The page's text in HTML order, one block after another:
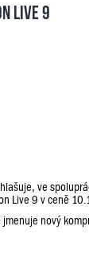
Live 9
ve
Live 9 v ceně
jmenuje nový